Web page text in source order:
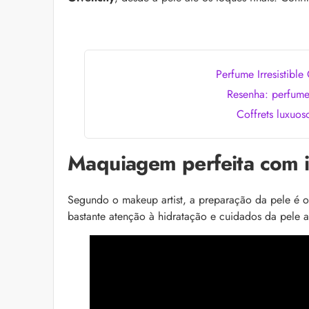
Perfume Irresistible
Resenha:
Coffrets
Maquiagem perfeita com
Segundo o makeup artist, a preparação da pele é
bastante atenção à hidratação e cuidados da pele
as recomendações
Bond Repair: o que
reverte os danos do
Com proposta de
como Bond Repair
saiba como incluir